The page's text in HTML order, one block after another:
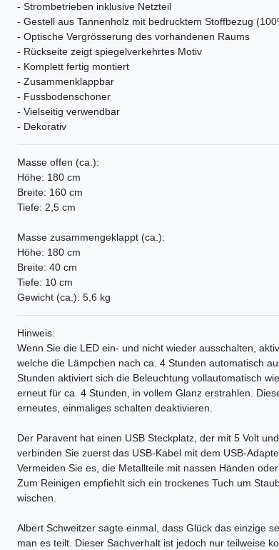
- Strombetrieben inklusive Netzteil
- Gestell aus Tannenholz mit bedrucktem Stoffbezug
- Optische Vergrösserung des vorhandenen Raums
- Rückseite zeigt spiegelverkehrtes Motiv
- Komplett fertig montiert
- Zusammenklappbar
- Fussbodenschoner
- Vielseitig verwendbar
- Dekorativ
Masse offen (ca.):
Höhe: 180 cm
Breite: 160 cm
Tiefe: 2,5 cm
Masse zusammengeklappt (ca.):
Höhe: 180 cm
Breite: 40 cm
Tiefe: 10 cm
Gewicht (ca.): 5,6 kg
Hinweis:
Wenn Sie die LED ein- und nicht wieder ausschalten,
welche die Lämpchen nach ca. 4 Stunden automatisch
Stunden aktiviert sich die Beleuchtung vollautomatisch
erneut für ca. 4 Stunden, in vollem Glanz erstrahlen.
erneutes, einmaliges schalten deaktivieren.
Der Paravent hat einen USB Steckplatz, der mit 5 Volt
verbinden Sie zuerst das USB-Kabel mit dem USB-
Vermeiden Sie es, die Metallteile mit nassen Händen
Zum Reinigen empfiehlt sich ein trockenes Tuch um
wischen.
Albert Schweitzer sagte einmal, dass Glück das einzige
man es teilt. Dieser Sachverhalt ist jedoch nur teilweise